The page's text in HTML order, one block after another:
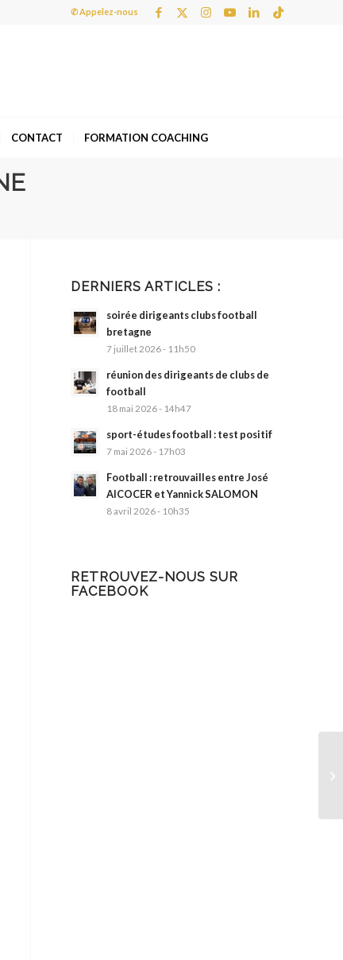
✆ Appelez-nous
CONTACT FORMATION COACHING
DERNIERS ARTICLES :
soirée dirigeants clubs football
bretagne
7 juillet 2026 - 11h50
réunion des dirigeants de clubs de
football
18 mai 2026 - 14h47
sport-études football : test positif
7 mai 2026 - 17h03
Football : retrouvailles entre José
AlCOCER et Yannick SALOMON
8 avril 2026 - 10h35
RETROUVEZ-NOUS SUR
FACEBOOK